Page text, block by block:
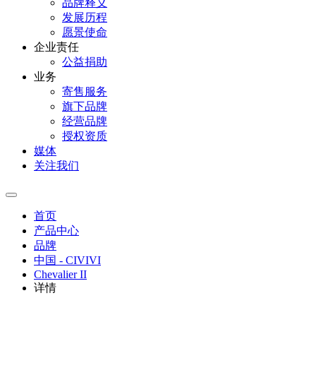
品牌释义
发展历程
愿景使命
企业责任
公益捐助
业务
寄售服务
旗下品牌
经营品牌
授权资质
媒体
关注我们
首页
产品中心
品牌
中国 - CIVIVI
Chevalier II
详情